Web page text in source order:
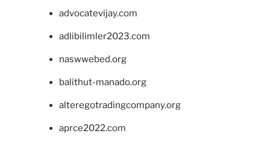
advocatevijay.com
adlibilimler2023.com
naswwebed.org
balithut-manado.org
alteregotradingcompany.org
aprce2022.com